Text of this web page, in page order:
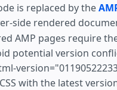
is replaced by the
side rendered
AMP pages require
potential version
with the latest